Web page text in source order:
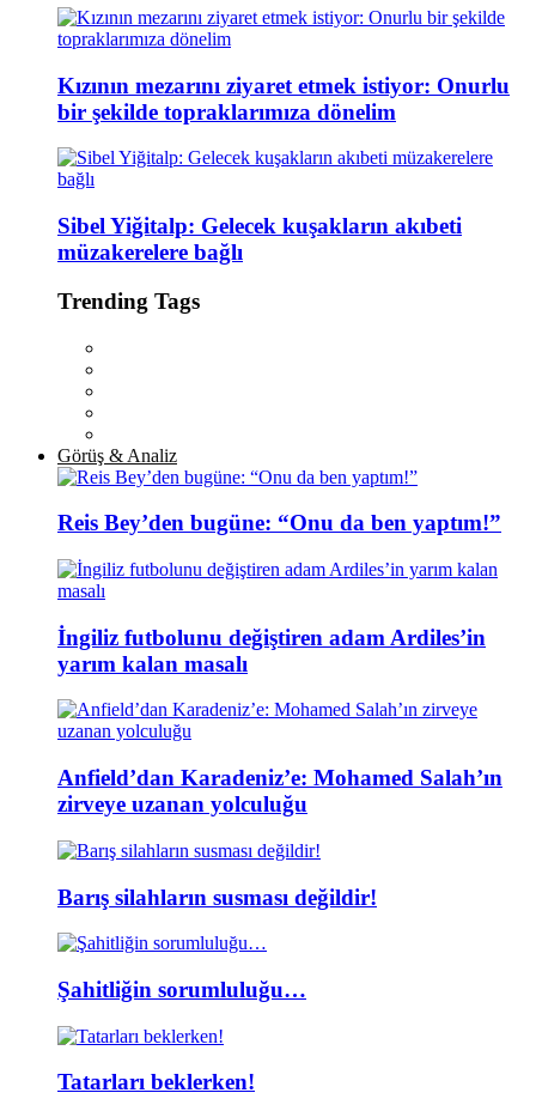
Kızının mezarını ziyaret etmek istiyor: Onurlu
bir şekilde topraklarımıza dönelim
Sibel Yiğitalp: Gelecek kuşakların akıbeti
müzakerelere bağlı
Trending Tags
Görüş & Analiz
Reis Bey’den bugüne: “Onu da ben yaptım!”
İngiliz futbolunu değiştiren adam Ardiles’in
yarım kalan masalı
Anfield’dan Karadeniz’e: Mohamed Salah’ın
zirveye uzanan yolculuğu
Barış silahların susması değildir!
Şahitliğin sorumluluğu…
Tatarları beklerken!